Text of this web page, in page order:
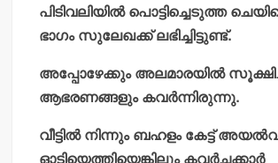
പിടിവലിയില്‍ പൊട്ടിച്ചെടുത്ത
ഭാഗം സുലേഖക്ക് ലഭിച്ചിട്ടുണ്ട്.
അപ്പോഴേക്കും അലമാരയില്‍
ആഭരണങ്ങളും കവര്‍ന്നിരുന്നു.
വീട്ടില്‍ നിന്നും ബഹളം കേട്ട്
ഓടിയെത്തിയെങ്കിലും കവര്‍ച്ചക്കാര്‍